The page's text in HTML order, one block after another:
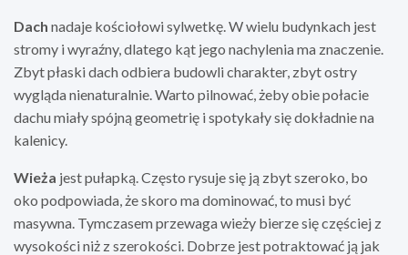
Dach nadaje kościołowi sylwetkę. W wielu budynkach jest
stromy i wyraźny, dlatego kąt jego nachylenia ma znaczenie.
Zbyt płaski dach odbiera budowli charakter, zbyt ostry
wygląda nienaturalnie. Warto pilnować, żeby obie połacie
dachu miały spójną geometrię i spotykały się dokładnie na
kalenicy.
Wieża jest pułapką. Często rysuje się ją zbyt szeroko, bo
oko podpowiada, że skoro ma dominować, to musi być
masywna. Tymczasem przewaga wieży bierze się częściej z
wysokości niż z szerokości. Dobrze jest potraktować ją jak